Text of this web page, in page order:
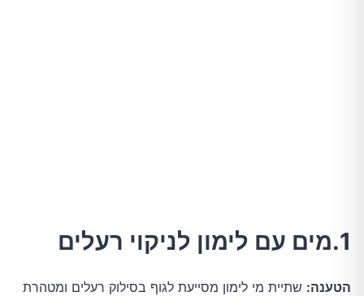
1.מים עם לימון לניקוי רעלים
הטענה: שתיית מי לימון מסייעת לגוף בסילוק רעלים ומטהרת